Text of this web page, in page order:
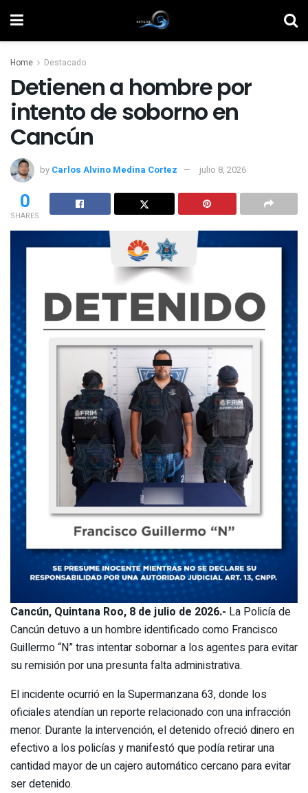
Home Destacado
Detienen a hombre por
intento de soborno en
Cancún
by Carlos Alvino Medina Cortez julio 8, 2026
0
SHARES
Cancún, Quintana Roo, 8 de julio de 2026.- La Policía de
Cancún detuvo a un hombre identificado como Francisco
Guillermo “N” tras intentar sobornar a los agentes para evitar
su remisión por una presunta falta administrativa.
El incidente ocurrió en la Supermanzana 63, donde los
oficiales atendían un reporte relacionado con una infracción
menor. Durante la intervención, el detenido ofreció dinero en
efectivo a los policías y manifestó que podía retirar una
cantidad mayor de un cajero automático cercano para evitar
ser detenido.